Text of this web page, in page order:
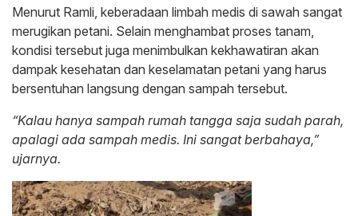
Menurut Ramli, keberadaan limbah medis di sawah sangat
merugikan petani. Selain menghambat proses tanam,
kondisi tersebut juga menimbulkan kekhawatiran akan
dampak kesehatan dan keselamatan petani yang harus
bersentuhan langsung dengan sampah tersebut.
“Kalau hanya sampah rumah tangga saja sudah parah,
apalagi ada sampah medis. Ini sangat berbahaya,”
ujarnya.